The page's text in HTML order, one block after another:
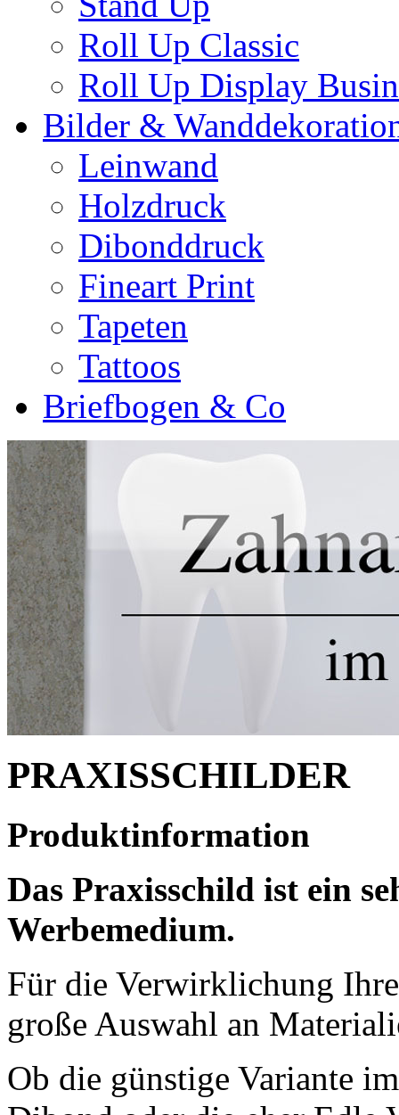
Roll Up Classic
Roll Up Display
Bilder &
Leinwand
Holzdruck
Dibonddruck
Fineart Print
Tapeten
Tattoos
Briefbogen & Co
PRAXISSCHILDER
Produktinformation
Das Praxisschild ist ein
Werbemedium.
Für die Verwirklichung
große Auswahl an
Ob die günstige Variante